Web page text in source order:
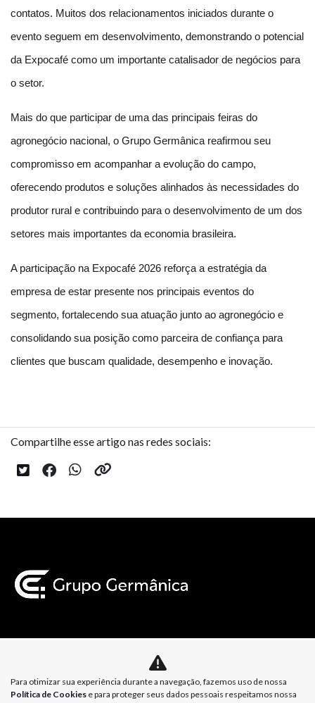
contatos. Muitos dos relacionamentos iniciados durante o
evento seguem em desenvolvimento, demonstrando o potencial
da Expocafé como um importante catalisador de negócios para
o setor.
Mais do que participar de uma das principais feiras do
agronegócio nacional, o Grupo Germânica reafirmou seu
compromisso em acompanhar a evolução do campo,
oferecendo produtos e soluções alinhados às necessidades do
produtor rural e contribuindo para o desenvolvimento de um dos
setores mais importantes da economia brasileira.
A participação na Expocafé 2026 reforça a estratégia da
empresa de estar presente nos principais eventos do
segmento, fortalecendo sua atuação junto ao agronegócio e
consolidando sua posição como parceira de confiança para
clientes que buscam qualidade, desempenho e inovação.
Compartilhe esse artigo nas redes sociais:
Política de Privacidade Política de Cookies
Para otimizar sua experiência durante a navegação, fazemos uso de nossa
Política de Cookies e para proteger seus dados pessoais respeitamos nossa